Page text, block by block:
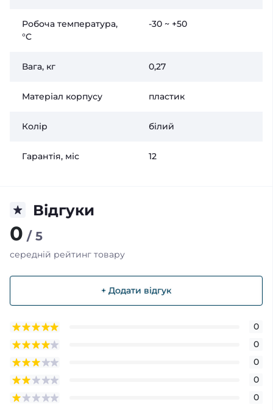
Робоча температура,
°C
-30 ~ +50
Вага, кг 0,27
Матеріал корпусу пластик
Колір білий
Гарантія, міс 12
Відгуки
0 / 5
середній рейтинг товару
+ Додати відгук
0
0
0
0
0